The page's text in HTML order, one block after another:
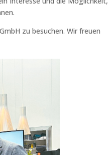
zu besuchen. Wir freuen